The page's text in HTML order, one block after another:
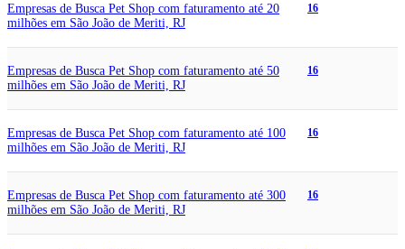
Empresas de Busca Pet Shop com faturamento até 20
milhões em São João de Meriti, RJ
16
Empresas de Busca Pet Shop com faturamento até 50
milhões em São João de Meriti, RJ
16
Empresas de Busca Pet Shop com faturamento até 100
milhões em São João de Meriti, RJ
16
Empresas de Busca Pet Shop com faturamento até 300
milhões em São João de Meriti, RJ
16